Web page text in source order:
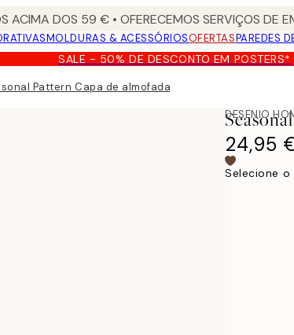
ACIMA DOS 59 € • OFERECEMOS SERVIÇOS DE
MOLDURAS & ACESSÓRIOSOFERTASPAREDES
SALE - 50% DE DESCONTO EM POSTERS*
Pattern Capa de almofada
DESENIO
24,95
Selecione o